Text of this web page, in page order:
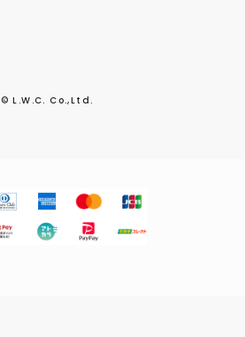
© L.W.C. Co.,Ltd.